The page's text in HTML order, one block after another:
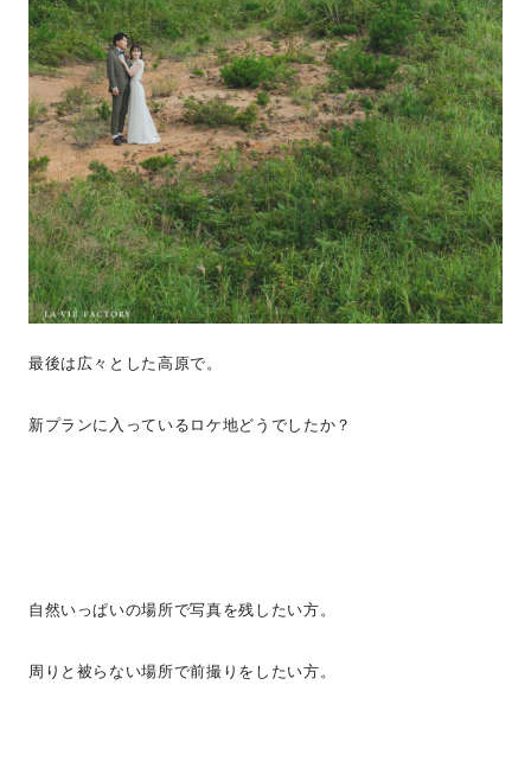
最後は広々とした高原で。
新プランに入っているロケ地どうでしたか？
自然いっぱいの場所で写真を残したい方。
周りと被らない場所で前撮りをしたい方。